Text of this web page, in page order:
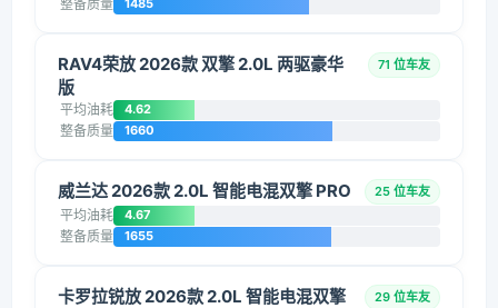
整备质量 1485
RAV4荣放 2026款 双擎 2.0L 两驱豪华
版
71 位车友
平均油耗 4.62
整备质量 1660
威兰达 2026款 2.0L 智能电混双擎 PRO 25 位车友
平均油耗 4.67
整备质量 1655
卡罗拉锐放 2026款 2.0L 智能电混双擎
29 位车友